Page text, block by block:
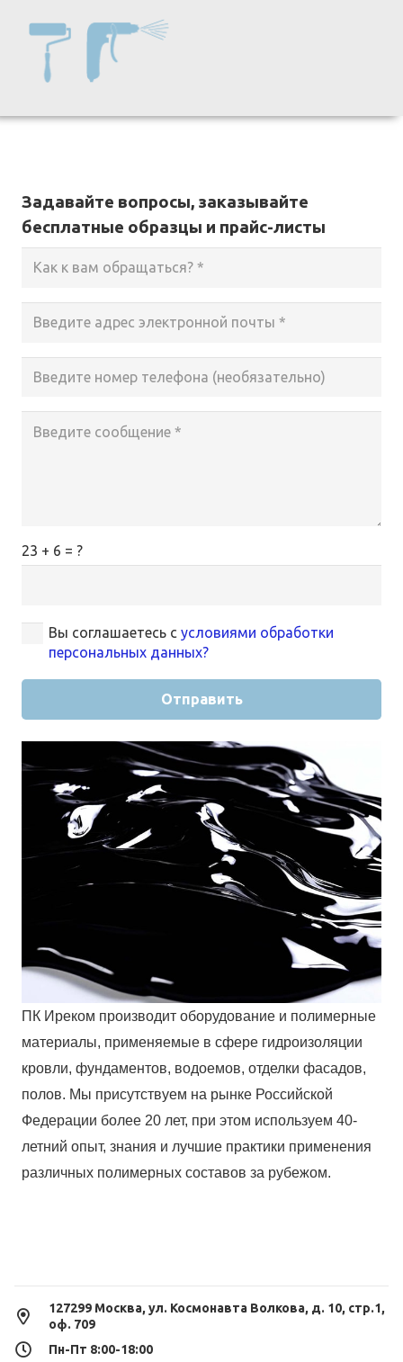
Задавайте вопросы, заказывайте
бесплатные образцы и прайс-листы
23 + 6 = ?
Вы соглашаетесь сусловиями обработки
персональных данных?
Отправить
ПК Иреком производит оборудование и полимерные
материалы, применяемые в сфере гидроизоляции
кровли, фундаментов, водоемов, отделки фасадов,
полов. Мы присутствуем на рынке Российской
Федерации более 20 лет, при этом используем 40-
летний опыт, знания и лучшие практики применения
различных полимерных составов за рубежом.
127299 Москва, ул. Космонавта Волкова, д. 10, стр.1,
оф. 709
Пн-Пт 8:00-18:00